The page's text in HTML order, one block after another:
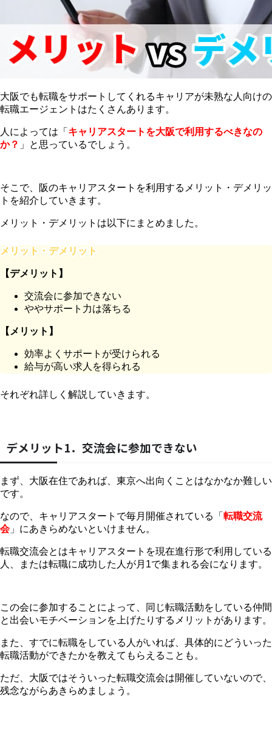
大阪でも転職をサポートしてくれるキャリアが未熟な人向けの
転職エージェントはたくさんあります。
人によっては「 キャリアスタートを大阪で利用するべきなの
か？ 」と思っているでしょう。
そこで、阪のキャリアスタートを利用するメリット・デメリッ
トを紹介していきます。
メリット・デメリットは以下にまとめました。
メリット・デメリット
【デメリット】
交流会に参加できない
ややサポート力は落ちる
【メリット】
効率よくサポートが受けられる
給与が高い求人を得られる
それぞれ詳しく解説していきます。
デメリット1．交流会に参加できない
まず、大阪在住であれば、東京へ出向くことはなかなか難しい
です。
なので、キャリアスタートで毎月開催されている「 転職交流
会」にあきらめないといけません。
転職交流会とはキャリアスタートを現在進行形で利用している
人、または転職に成功した人が月1で集まれる会になります。
この会に参加することによって、同じ転職活動をしている仲間
と出会いモチベーションを上げたりするメリットがあります。
また、すでに転職をしている人がいれば、具体的にどういった
転職活動ができたかを教えてもらえることも。
ただ、大阪ではそういった転職交流会は開催していないので、
残念ながらあきらめましょう。